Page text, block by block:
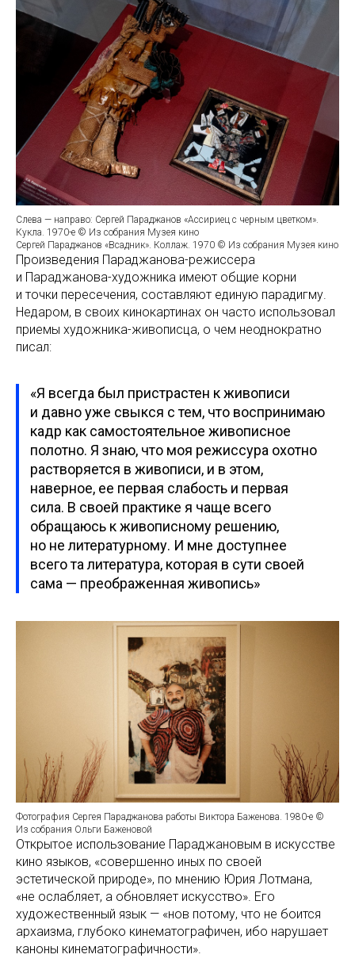
Слева — направо: Сергей Параджанов «Ассириец с черным цветком».
Кукла. 1970-е © Из собрания Музея кино
Сергей Параджанов «Всадник». Коллаж. 1970 © Из собрания Музея кино
Произведения Параджанова-режиссера
и Параджанова-художника имеют общие корни
и точки пересечения, составляют единую парадигму.
Недаром, в своих кинокартинах он часто использовал
приемы художника-живописца, о чем неоднократно
писал:
«Я всегда был пристрастен к живописи
и давно уже свыкся с тем, что воспринимаю
кадр как самостоятельное живописное
полотно. Я знаю, что моя режиссура охотно
растворяется в живописи, и в этом,
наверное, ее первая слабость и первая
сила. В своей практике я чаще всего
обращаюсь к живописному решению,
но не литературному. И мне доступнее
всего та литература, которая в сути своей
сама — преображенная живопись»
Фотография Сергея Параджанова работы Виктора Баженова. 1980-е ©
Из собрания Ольги Баженовой
Открытое использование Параджановым в искусстве
кино языков, «совершенно иных по своей
эстетической природе», по мнению Юрия Лотмана,
«не ослабляет, а обновляет искусство». Его
художественный язык — «нов потому, что не боится
архаизма, глубоко кинематографичен, ибо нарушает
каноны кинематографичности».